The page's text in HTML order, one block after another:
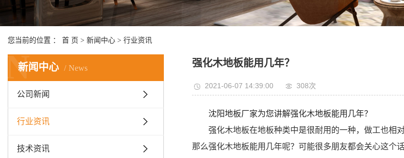
您当前的位置 ： 首 页 > 新闻中心 > 行业资讯
新闻中心 News
N
公司新闻
行业资讯
技术资讯
强化木地板能用几年？
2021-06-07 14:39:00 308次
沈阳地板厂家为您讲解强化木地板能用几年？
强化木地板在地板种类中是很耐用的一种，做工也相
那么强化木地板能用几年呢？可能很多朋友都会关心这个